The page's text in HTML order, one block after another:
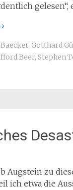
gelesen“,
, Gotthard
Beer, Stephen
Augstein zu
ich etwa die